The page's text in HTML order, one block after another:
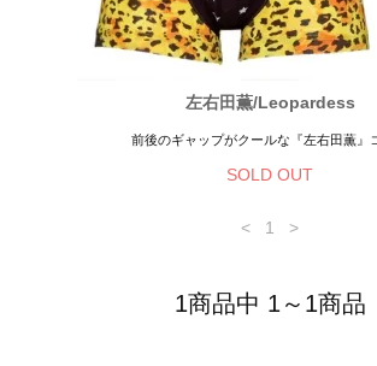
左右田薫/Leopardess
前後のギャップがクールな『左右田薫』
SOLD OUT
< 1 >
1商品中 1～1商品